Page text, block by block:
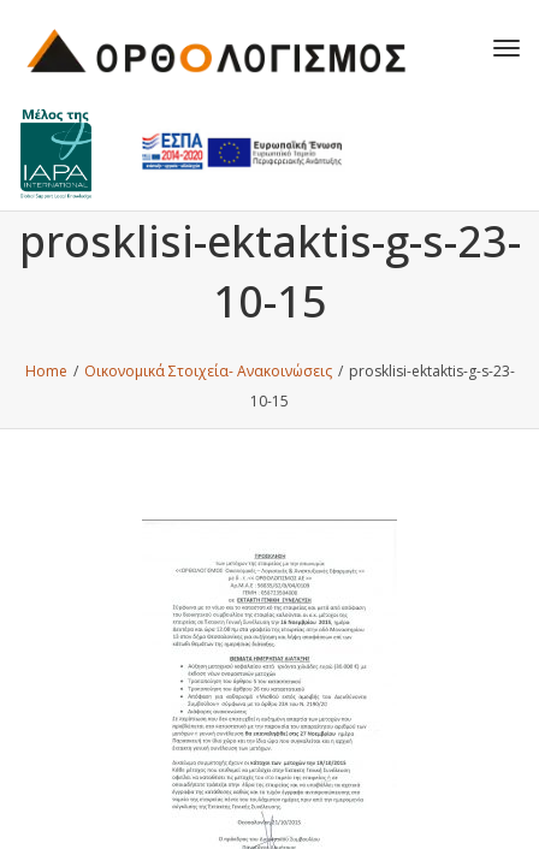
prosklisi-ektaktis-g-s-23-
10-15
Home / Οικονομικά Στοιχεία- Ανακοινώσεις / prosklisi-ektaktis-g-s-23-
10-15